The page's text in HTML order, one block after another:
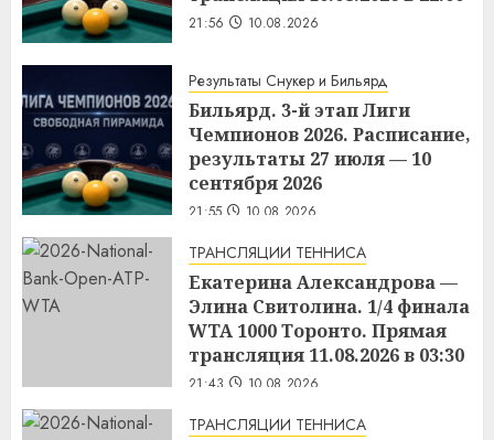
21:56 10.08.2026
Результаты Снукер и Бильярд
Бильярд. 3-й этап Лиги
Чемпионов 2026. Расписание,
результаты 27 июля — 10
сентября 2026
21:55 10.08.2026
ТРАНСЛЯЦИИ ТЕННИСА
Екатерина Александрова —
Элина Свитолина. 1/4 финала
WTA 1000 Торонто. Прямая
трансляция 11.08.2026 в 03:30
21:43 10.08.2026
ТРАНСЛЯЦИИ ТЕННИСА